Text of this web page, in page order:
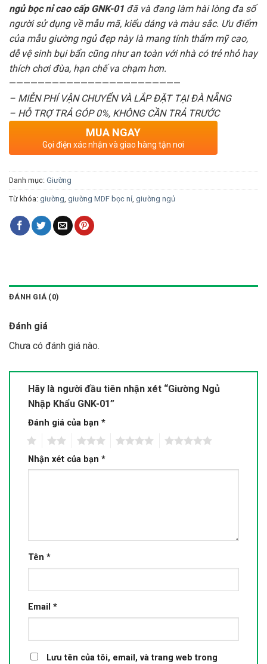
ngủ bọc nỉ cao cấp GNK-01 đã và đang làm hài lòng đa số
người sử dụng về mẫu mã, kiểu dáng và màu sắc. Ưu điểm
của mẫu giường ngủ đẹp này là mang tính thẩm mỹ cao,
dễ vệ sinh bụi bẩn cũng như an toàn với nhà có trẻ nhỏ hay
thích chơi đùa, hạn chế va chạm hơn.
————————————————————————
– MIỄN PHÍ VẬN CHUYỂN VÀ LẮP ĐẶT TẠI ĐÀ NẴNG
– HỖ TRỢ TRẢ GÓP 0%, KHÔNG CẦN TRẢ TRƯỚC
MUA NGAY
Gọi điện xác nhận và giao hàng tận nơi
Danh mục: Giường
Từ khóa: giường giường MDF bọc nỉ giường ngủ
ĐÁNH GIÁ (0)
Đánh giá
Chưa có đánh giá nào.
Hãy là người đầu tiên nhận xét “Giường Ngủ
Nhập Khẩu GNK-01”
Đánh giá của bạn *
Nhận xét của bạn *
Tên *
Email *
Lưu tên của tôi, email, và trang web trong